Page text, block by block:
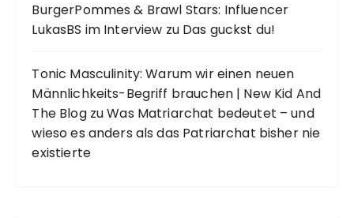
BurgerPommes & Brawl Stars: Influencer
LukasBS im Interview zu Das guckst du!
Tonic Masculinity: Warum wir einen neuen
Männlichkeits-Begriff brauchen | New Kid And
The BlogzuWas Matriarchat bedeutet – und
wieso es anders als das Patriarchat bisher nie
existierte